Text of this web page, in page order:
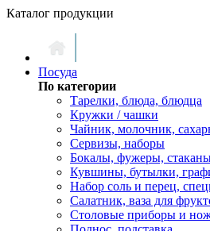
Каталог продукции
Посуда
По категории
Тарелки, блюда, блюдца
Кружки / чашки
Чайник, молочник,
Сервизы, наборы
Бокалы, фужеры,
Кувшины, бутылки,
Набор соль и перец,
Салатник, ваза для
Столовые приборы и